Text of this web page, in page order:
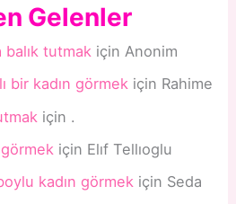
Gelenler
balık tutmak için Anonim
bir kadın görmek için Rahime
için .
için Elıf Tellıoglu
kadın görmek için Seda